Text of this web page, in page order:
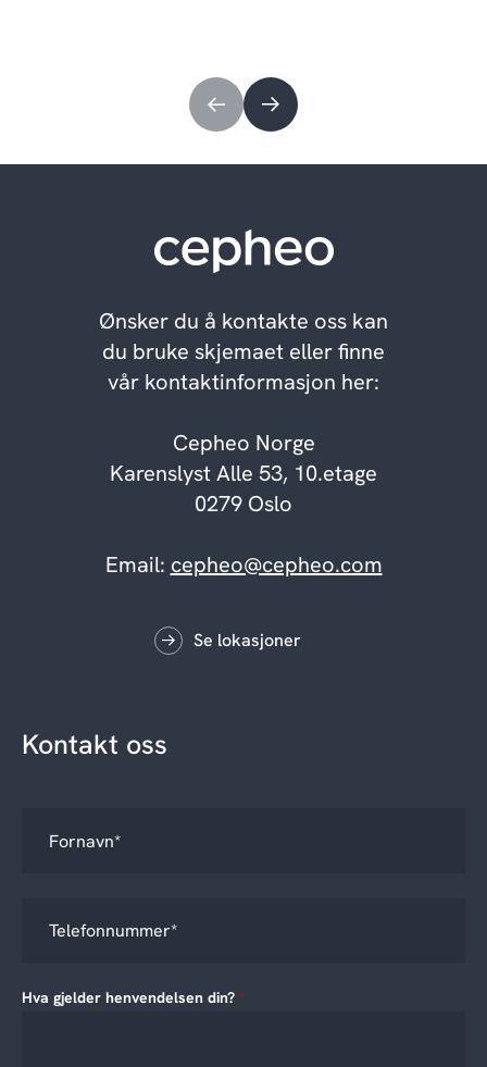
Ønsker du å kontakte oss kan
du bruke skjemaet eller finne
vår kontaktinformasjon her:
Cepheo Norge
Karenslyst Alle 53, 10.etage
0279 Oslo
Email: cepheo@cepheo.com
Se lokasjoner
Kontakt oss
Hva gjelder henvendelsen din? *